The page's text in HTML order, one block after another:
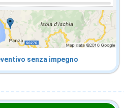
senza impegno